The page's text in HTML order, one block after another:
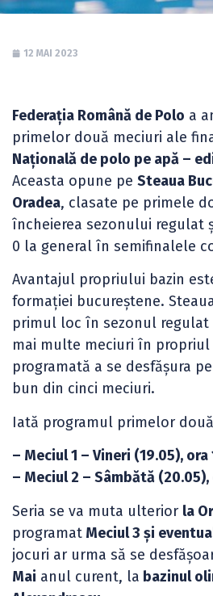
12 MAI 2023
Federația Română de Polo a
primelor două meciuri ale
Națională de polo pe apă –
Aceasta opune pe Steaua
Oradea, clasate pe primele
încheierea sezonului regulat
0 la general în semifinalele
Avantajul propriului bazin
formației bucureștene.
primul loc în sezonul regulat
mai multe meciuri în
programată a se desfășura
bun din cinci meciuri.
Iată programul primelor
– Meciul 1 – Vineri (19.05), ora
– Meciul 2 – Sâmbătă (20.05),
Seria se va muta ulterior la
programat Meciul 3 și
jocuri ar urma să se
Mai anul curent, la bazinul